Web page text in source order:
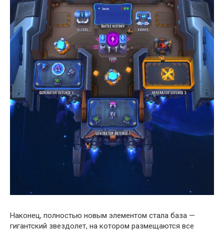
Наконец, полностью новым элементом стала база —
гигантский звездолет, на котором размещаются все